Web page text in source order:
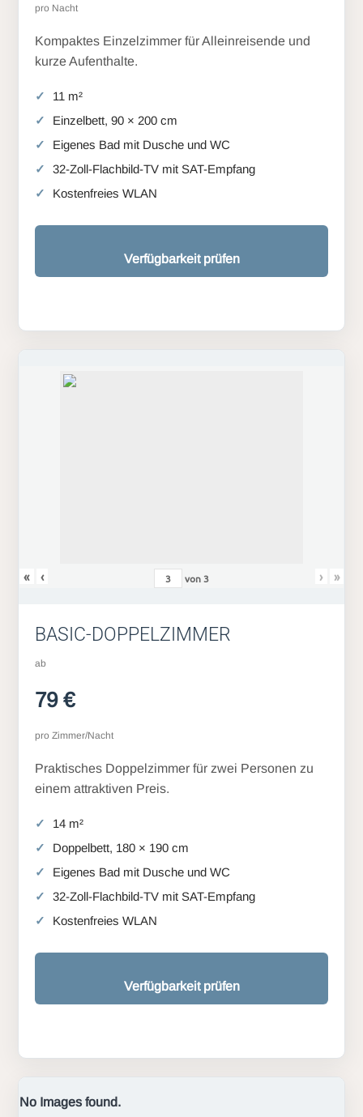
pro Nacht
Kompaktes Einzelzimmer für Alleinreisende und
kurze Aufenthalte.
11 m²
Einzelbett, 90 × 200 cm
Eigenes Bad mit Dusche und WC
32-Zoll-Flachbild-TV mit SAT-Empfang
Kostenfreies WLAN
Verfügbarkeit prüfen
« ‹ von3 › »
BASIC-DOPPELZIMMER
ab
79 €
pro Zimmer/Nacht
Praktisches Doppelzimmer für zwei Personen zu
einem attraktiven Preis.
14 m²
Doppelbett, 180 × 190 cm
Eigenes Bad mit Dusche und WC
32-Zoll-Flachbild-TV mit SAT-Empfang
Kostenfreies WLAN
Verfügbarkeit prüfen
No Images found.